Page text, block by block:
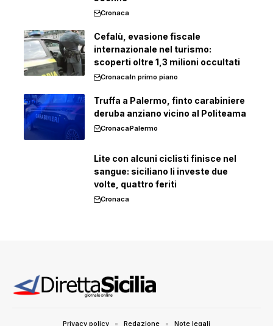
Cronaca
Cefalù, evasione fiscale
internazionale nel turismo:
scoperti oltre 1,3 milioni occultati
CronacaIn primo piano
Truffa a Palermo, finto carabiniere
deruba anziano vicino al Politeama
CronacaPalermo
Lite con alcuni ciclisti finisce nel
sangue: siciliano li investe due
volte, quattro feriti
Cronaca
Privacy policy Redazione Note legali